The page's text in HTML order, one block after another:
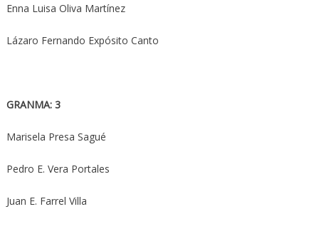
Enna Luisa Oliva Martínez
Lázaro Fernando Expósito Canto
GRANMA: 3
Marisela Presa Sagué
Pedro E. Vera Portales
Juan E. Farrel Villa